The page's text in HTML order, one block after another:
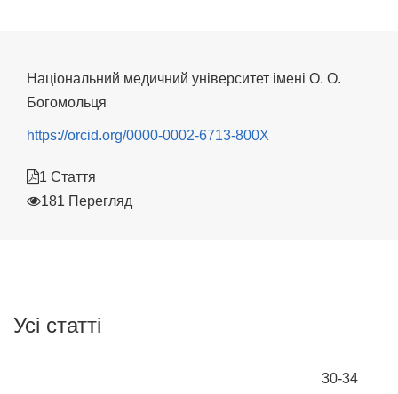
Національний медичний університет імені О. О.
Богомольця
https://orcid.org/0000-0002-6713-800X
1 Стаття
181 Перегляд
Усі статті
30-34